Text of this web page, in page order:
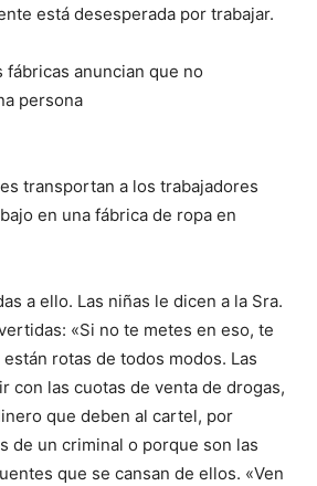
está desesperada por trabajar.
fábricas anuncian que no
persona
transportan a los trabajadores
en una fábrica de ropa en
a ello. Las niñas le dicen a la Sra.
«Si no te metes en eso, te
rotas de todos modos. Las
con las cuotas de venta de drogas,
que deben al cartel, por
de un criminal o porque son las
que se cansan de ellos. «Ven